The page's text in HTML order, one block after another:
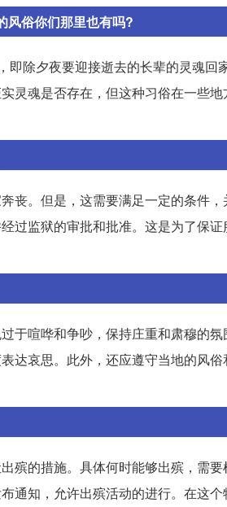
风俗你们那里也有吗?
即除夕夜要迎接逝去的长辈的灵魂
灵魂是否存在，但这种习俗在一些
丧。但是，这需要满足一定的条件
过监狱的审批和批准。这是为了保
于喧哗和争吵，保持庄重和肃穆的
达哀思。此外，还应遵守当地的风
殡的措施。具体何时能够出殡，需
通知，允许出殡活动的进行。在这